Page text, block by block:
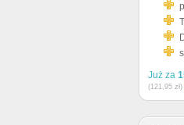
Już za
(121,95 zł)